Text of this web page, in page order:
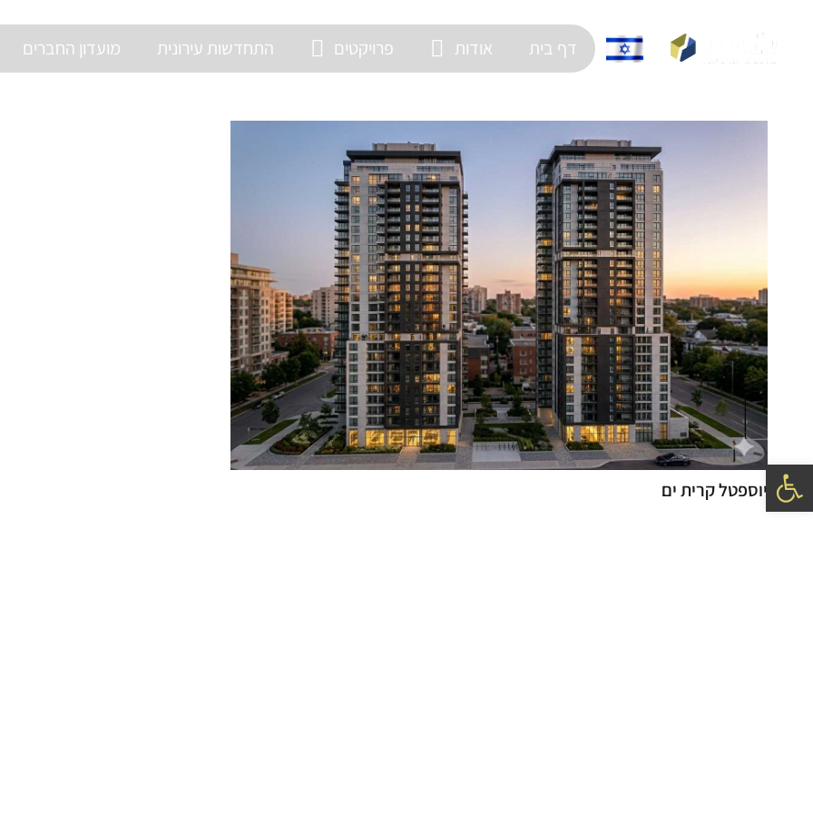
פתח סרגל נגישות
דף בית אודות פרויקטים התחדשות עירונית מועדון החברים
יוספטל קרית ים